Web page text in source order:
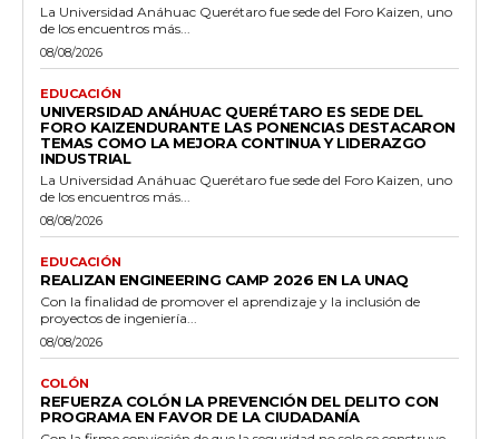
La Universidad Anáhuac Querétaro fue sede del Foro Kaizen, uno
de los encuentros más...
08/08/2026
EDUCACIÓN
UNIVERSIDAD ANÁHUAC QUERÉTARO ES SEDE DEL
FORO KAIZENDURANTE LAS PONENCIAS DESTACARON
TEMAS COMO LA MEJORA CONTINUA Y LIDERAZGO
INDUSTRIAL
La Universidad Anáhuac Querétaro fue sede del Foro Kaizen, uno
de los encuentros más...
08/08/2026
EDUCACIÓN
REALIZAN ENGINEERING CAMP 2026 EN LA UNAQ
Con la finalidad de promover el aprendizaje y la inclusión de
proyectos de ingeniería...
08/08/2026
COLÓN
REFUERZA COLÓN LA PREVENCIÓN DEL DELITO CON
PROGRAMA EN FAVOR DE LA CIUDADANÍA